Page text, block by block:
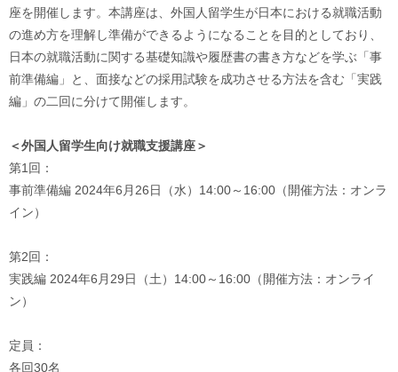
座を開催します。本講座は、外国人留学生が日本における就職活動
の進め方を理解し準備ができるようになることを目的としており、
日本の就職活動に関する基礎知識や履歴書の書き方などを学ぶ「事
前準備編」と、面接などの採用試験を成功させる方法を含む「実践
編」の二回に分けて開催します。
＜外国人留学生向け就職支援講座＞
第1回：
事前準備編 2024年6月26日（水）14:00～16:00（開催方法：オンラ
イン）
第2回：
実践編 2024年6月29日（土）14:00～16:00（開催方法：オンライ
ン）
定員：
各回30名